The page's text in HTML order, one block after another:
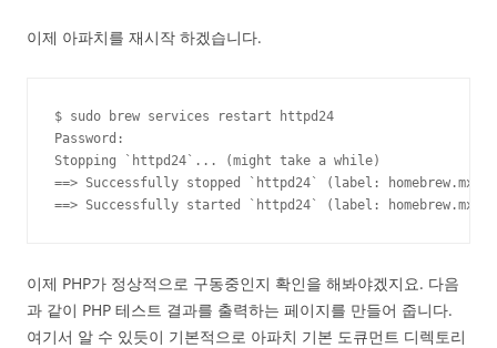
이제 아파치를 재시작 하겠습니다.
$ sudo brew services restart httpd24
Password:
Stopping `httpd24`... (might take a while)
==> Successfully stopped `httpd24` (label:
==> Successfully started `httpd24` (label:
이제 PHP가 정상적으로 구동중인지 확인을 해봐야겠지요. 다음
과 같이 PHP 테스트 결과를 출력하는 페이지를 만들어 줍니다.
여기서 알 수 있듯이 기본적으로 아파치 기본 도큐먼트 디렉토리